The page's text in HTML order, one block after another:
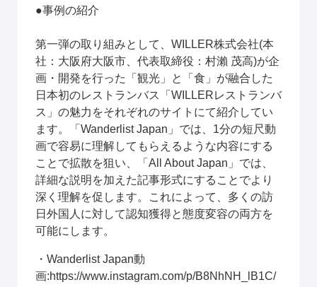
●事例の紹介
第一弾の取り組みとして、WILLER株式会社(本
社：大阪府大阪市、代表取締役：村瀨 茂高)が企
画・開発を行った「観光」と「食」が融合した
日本初のレストランバス「WILLERレストランバ
ス」の魅力をそれぞれのサイトにて紹介してい
ます。「Wanderlist Japan」では、1分の短尺動
画で容易に理解してもらえるような内容にする
ことで拡散を狙い、「All About Japan」では、
詳細な説明を加えた記事形式にすることでより
深く理解を促します。これによって、多くの訪
日外国人に対して認知獲得と態度変容の両方を
可能にします。
・Wanderlist Japan動
画:https://www.instagram.com/p/B8NhNH_lB1C/